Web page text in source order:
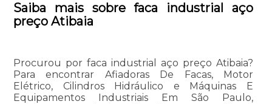
Saiba mais sobre faca industrial aço
preço Atibaia
Procurou por faca industrial aço preço Atibaia?
Para encontrar Afiadoras De Facas, Motor
Elétrico, Cilindros Hidráulico e Máquinas E
Equipamentos Industriais Em São Paulo,